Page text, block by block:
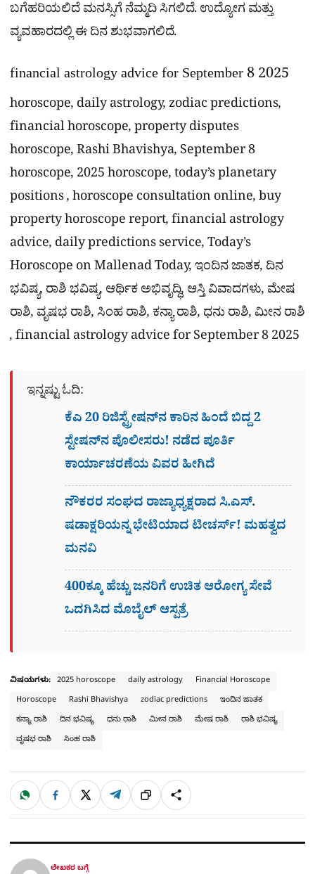
ಬಗೆಹರಿಯಲಿದೆ ಮನಸ್ಸಿಗೆ ನೆಮ್ಮದಿ ಸಿಗಲಿದೆ. ಉದ್ಯೋಗ ಮತ್ತು
ವ್ಯವಹಾರದಲ್ಲಿ ಈ ದಿನ ಶುಭವಾಗಲಿದೆ.
financial astrology advice for September 8 2025
horoscope, daily astrology, zodiac predictions,
financial horoscope, property disputes
horoscope, Rashi Bhavishya, September 8
horoscope, 2025 horoscope, today’s planetary
positions , horoscope consultation online, buy
property horoscope report, financial astrology
advice, daily predictions service, Today’s
Horoscope on Mallenad Today, ಇಂದಿನ ಜಾತಕ, ದಿನ
ಭವಿಷ್ಯ, ರಾಶಿ ಭವಿಷ್ಯ, ಆರ್ಥಿಕ ಅಭಿವೃದ್ಧಿ, ಆಸ್ತಿ ವಿವಾದಗಳು, ಮೇಷ
ರಾಶಿ, ವೃಷಭ ರಾಶಿ, ಸಿಂಹ ರಾಶಿ, ಕನ್ಯಾ ರಾಶಿ, ಧನು ರಾಶಿ, ಮೀನ ರಾಶಿ
, financial astrology advice for September 8 2025
ಇನ್ನಷ್ಟು ಓದಿ:
ಕೆಎ 20 ರಿಜಿಸ್ಟ್ರೇಷನ್​ನ ಕಾರಿನ ಹಿಂದೆ ಬಿದ್ದ 2
ಸ್ಟೇಷನ್​ನ ಪೊಲೀಸರು! ನಡೆದ ಪೂರ್ತಿ
ಕಾರ್ಯಾಚರಣೆಯ ವಿವರ ಹೀಗಿದೆ
ನೌಕರರ ಸಂಘದ ರಾಜ್ಯಾಧ್ಯಕ್ಷರಾದ ಸಿ.ಎಸ್.
ಷಡಾಕ್ಷರಿಯನ್ನ ಭೇಟಿಯಾದ ಟೀಚರ್ಸ್​! ಮಹತ್ವದ
ಮನವಿ
400ಕ್ಕೂ ಹೆಚ್ಚು ಜನರಿಗೆ ಉಚಿತ ಆರೋಗ್ಯ ಸೇವೆ
ಒದಗಿಸಿದ ಮೊಬೈಲ್ ಆಸ್ಪತ್ರೆ
ವಿಷಯಗಳು: 2025 horoscope daily astrology
Financial Horoscope
Horoscope
Rashi Bhavishya zodiac predictions
ಇಂದಿನ ಜಾತಕ
ಕನ್ಯಾ ರಾಶಿ
ದಿನ ಭವಿಷ್ಯ ಧನು ರಾಶಿ ಮೀನ ರಾಶಿ ಮೇಷ ರಾಶಿ
ರಾಶಿ ಭವಿಷ್ಯ
ವೃಷಭ ರಾಶಿ
ಸಿಂಹ ರಾಶಿ
ಹಂಚಿಕೊಳ್ಳಿ
W
a
t
p
p
F
c
e
o
k
X T
l
e
a
m
ಲಿಂ
ಕ್
S
h
a
ಲೇಖಕರ ಬಗ್ಗೆ